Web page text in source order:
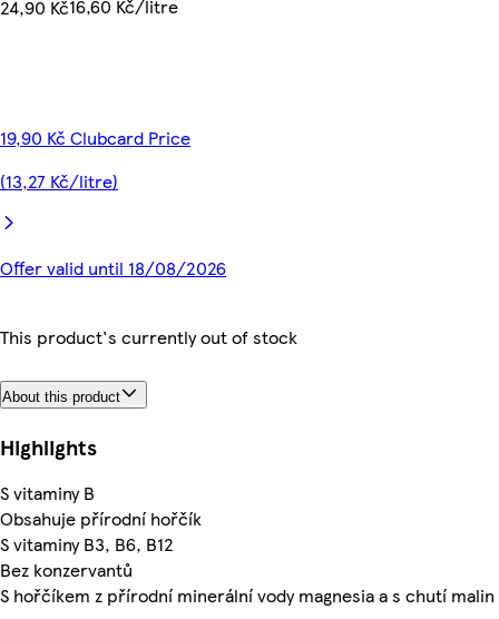
24,90 Kč16,60 Kč/litre
19,90 Kč Clubcard Price
(13,27 Kč/litre)
Offer valid until 18/08/2026
This product's currently out of stock
About this product
Highlights
S vitaminy B
Obsahuje přírodní hořčík
S vitaminy B3, B6, B12
Bez konzervantů
S hořčíkem z přírodní minerální vody magnesia a s chutí malin